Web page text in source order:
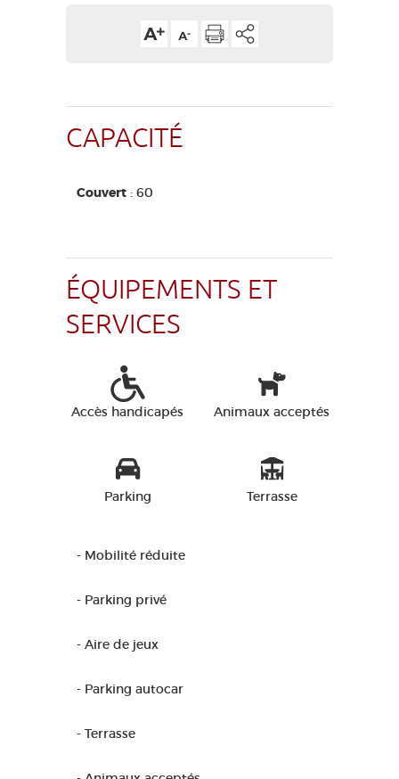
CAPACITÉ
Couvert : 60
ÉQUIPEMENTS ET
SERVICES
Accès handicapés Animaux acceptés
Parking Terrasse
- Mobilité réduite
- Parking privé
- Aire de jeux
- Parking autocar
- Terrasse